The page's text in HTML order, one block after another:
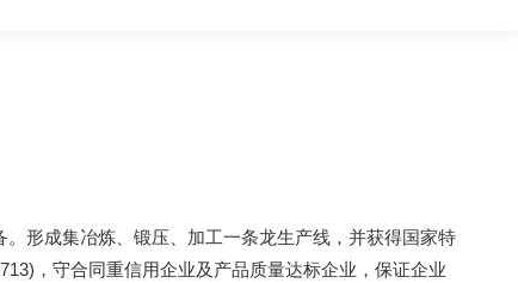
形成集冶炼、锻压、加工一条龙生产线，并获得国家特
，守合同重信用企业及产品质量达标企业，保证企业